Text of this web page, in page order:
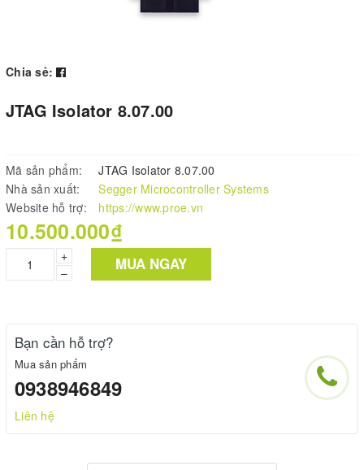
Chia sẻ:
JTAG Isolator 8.07.00
Mã sản phẩm:
JTAG Isolator 8.07.00
Nhà sản xuất:
Segger Microcontroller Systems
Website hỗ trợ:
https://www.proe.vn
10.500.000₫
+
–
MUA NGAY
Bạn cần hỗ trợ?
Mua sản phẩm
0938946849
Liên hệ